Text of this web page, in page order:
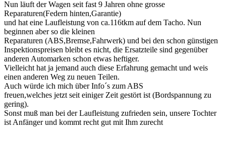
Nun läuft der Wagen seit fast 9 Jahren ohne grosse
Reparaturen(Federn hinten,Garantie)
und hat eine Laufleistung von ca.116tkm auf dem Tacho. Nun
beginnen aber so die kleinen
Reparaturen (ABS,Bremse,Fahrwerk) und bei den schon günstigen
Inspektionspreisen bleibt es nicht, die Ersatzteile sind gegenüber
anderen Automarken schon etwas heftiger.
Vielleicht hat ja jemand auch diese Erfahrung gemacht und weis
einen anderen Weg zu neuen Teilen.
Auch würde ich mich über Info´s zum ABS
freuen,welches jetzt seit einiger Zeit gestört ist (Bordspannung zu
gering).
Sonst muß man bei der Laufleistung zufrieden sein, unsere Tochter
ist Anfänger und kommt recht gut mit Ihm zurecht